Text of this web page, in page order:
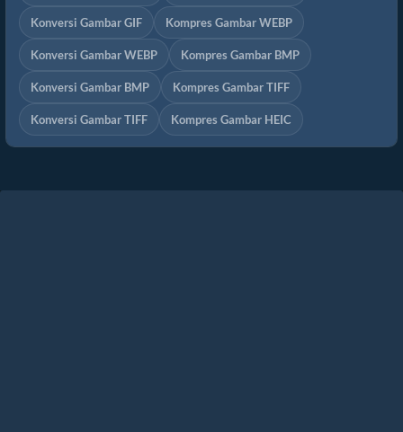
Konversi Gambar GIF Kompres Gambar WEBP
Konversi Gambar WEBP Kompres Gambar BMP
Konversi Gambar BMP Kompres Gambar TIFF
Konversi Gambar TIFF Kompres Gambar HEIC